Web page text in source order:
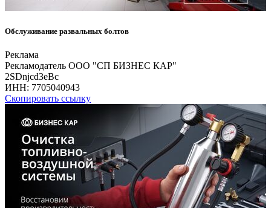
Обслуживание развальных болтов
Реклама
Рекламодатель ООО "СП БИЗНЕС КАР"
2SDnjcd3eBc
ИНН: 7705040943
Скопировать ссылку